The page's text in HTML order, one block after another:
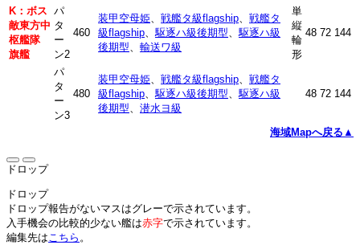
K：ボス
敵東方中
枢艦隊
旗艦
単
縦
輪
形
パ
タ
ー
ン2
460
装甲空母姫 戦艦タ級flagship
戦艦タ
級flagship
駆逐ハ級後期型
駆逐ハ級
後期型
輸送ワ級
48 72 144
パ
タ
ー
ン3
480
装甲空母姫 戦艦タ級flagship
戦艦タ
級flagship
駆逐ハ級後期型
駆逐ハ級
後期型
潜水ヨ級
48 72 144
海域Mapへ戻る▲
ドロップ
ドロップ
ドロップ報告がないマスはグレーで示されています。
入手機会の比較的少ない艦は赤字で示されています。
編集先は こちら 。